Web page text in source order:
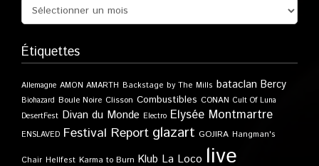
Étiquettes
Allemagne AMON AMARTH Backstage by The Mills bataclan Bercy
Biohazard Boule Noire Clisson Combustibles CONAN Cult Of Luna
DesertFest Divan du Monde Electro Elysée Montmartre
ENSLAVED Festival Report glazart GOJIRA Hangman's
Chair Hellfest Karma to Burn Klub La Loco live